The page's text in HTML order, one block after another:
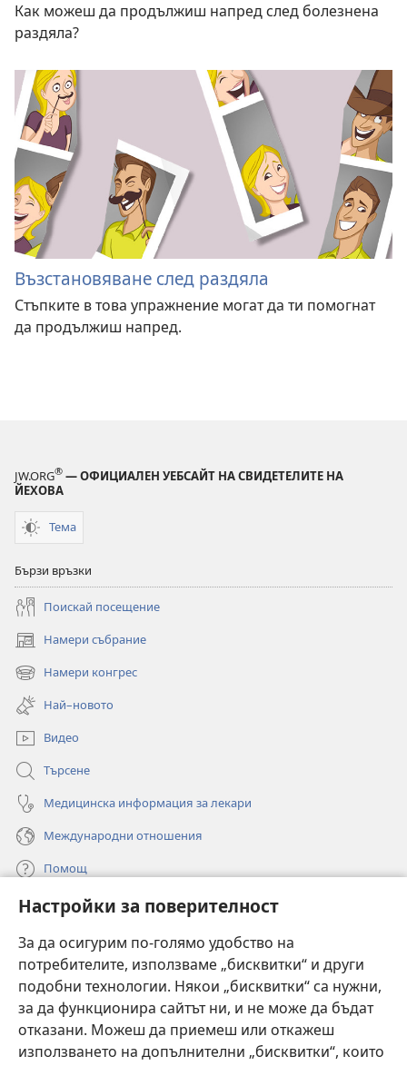
Настройки за поверителност
За да осигурим по-голямо удобство на
потребителите, използваме „бисквитки“ и други
подобни технологии. Някои „бисквитки“ са нужни,
за да функционира сайтът ни, и не може да бъдат
отказани. Можеш да приемеш или откажеш
използването на допълнителни „бисквитки“, които
Как можеш да продължиш напред след болезнена
раздяла?
Възстановяване след раздяла
Стъпките в това упражнение могат да ти помогнат
да продължиш напред.
JW.ORG® — ОФИЦИАЛЕН УЕБСАЙТ НА СВИДЕТЕЛИТЕ НА
ЙЕХОВА
Тема
Бързи връзки
Поискай посещение
Намери събрание
(отваря
нов
прозорец)
Намери конгрес
(отваря
нов
прозорец)
Най–новото
Видео
Търсене
Медицинска информация за лекари
Международни отношения
Помощ
Дарения
нов
прозорец)ОНЛАЙН БИБЛИОТЕКА „Стражева кула“
(отваря
нов
прозорец)
JW Hub
(отваря
нов
прозорец)JW Library